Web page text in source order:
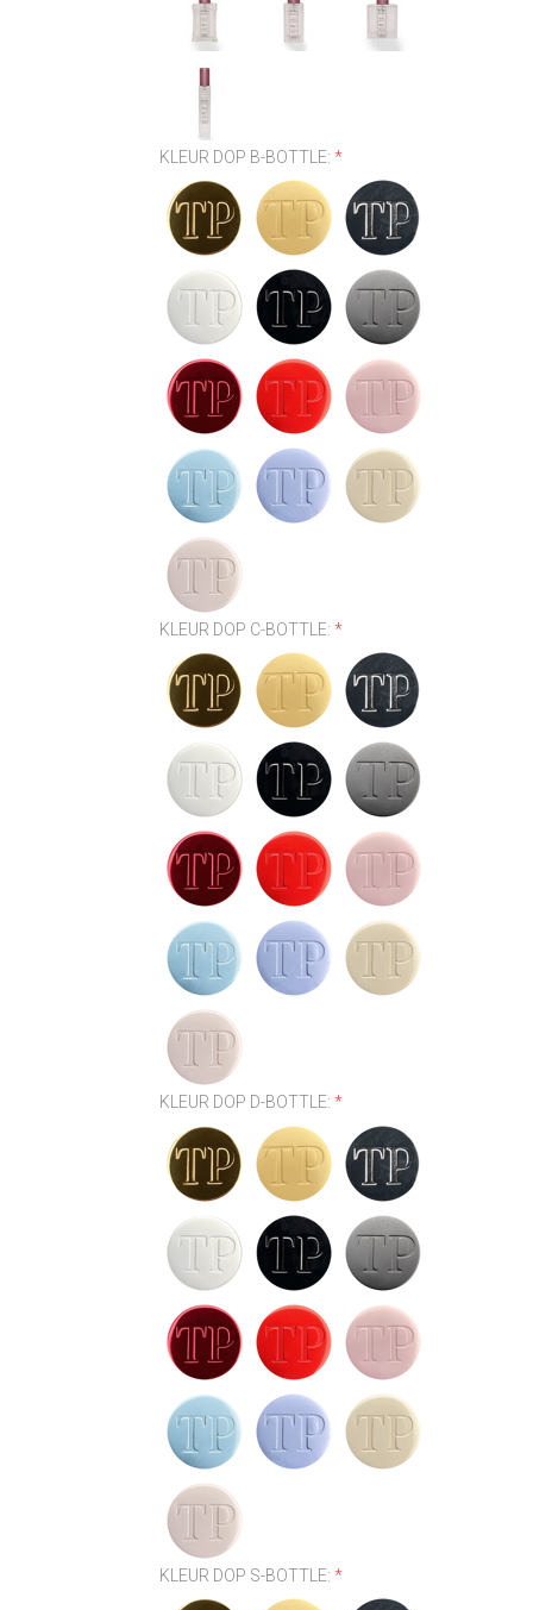
KLEUR DOP B-BOTTLE:*
KLEUR DOP C-BOTTLE:*
KLEUR DOP D-BOTTLE:*
KLEUR DOP S-BOTTLE:*